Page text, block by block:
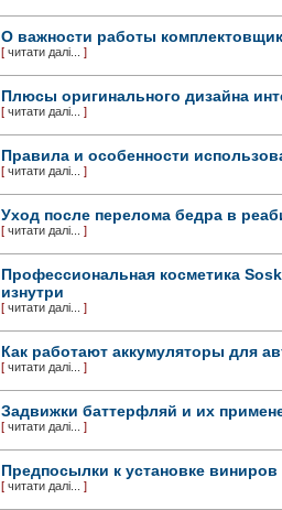
О важности работы
[ читати далі... ]
Плюсы оригинального дизайна
[ читати далі... ]
Правила и особенности
[ читати далі... ]
Уход после перелома бедра в
[ читати далі... ]
Профессиональная косметика
изнутри
[ читати далі... ]
Как работают аккумуляторы для
[ читати далі... ]
Задвижки баттерфляй и их
[ читати далі... ]
Предпосылки к установке виниров
[ читати далі... ]